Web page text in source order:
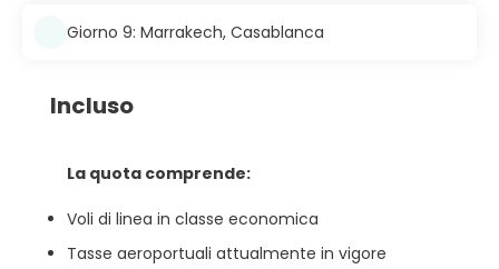
Giorno 9: Marrakech, Casablanca
Incluso
La quota comprende:
Voli di linea in classe economica
Tasse aeroportuali attualmente in vigore